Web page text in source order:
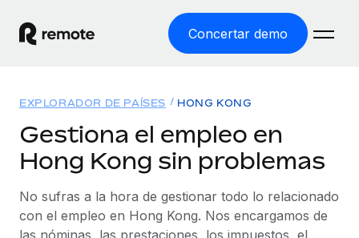
Concertar demo
EMPLEO GLOBAL
Nómina global
Gestiona las nóminas de forma sencilla y conforme a la
legalidad.
Soluciones
COBERTURA MUNDIAL
Explorador de países
Recursos
EXPLORADOR DE PAÍSES HONG KONG
Gestiona el empleo en
Hong Kong sin problemas
No sufras a la hora de gestionar todo lo relacionado
con el empleo en Hong Kong. Nos encargamos de
las nóminas, las prestaciones, los impuestos, el